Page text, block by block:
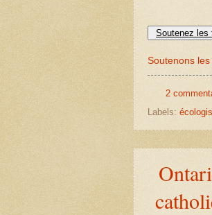
Soutenez les
Soutenons
2
Labels: